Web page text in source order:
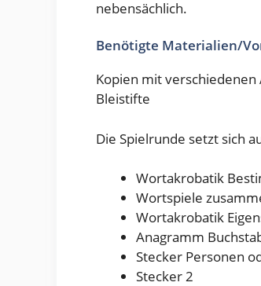
nebensächlich.
Benötigte Materialien/
Kopien mit
Bleistifte
Die Spielrunde setzt sich
Wortakrobatik
Wortspiele
Wortakrobatik
Anagramm
Stecker Personen
Stecker 2